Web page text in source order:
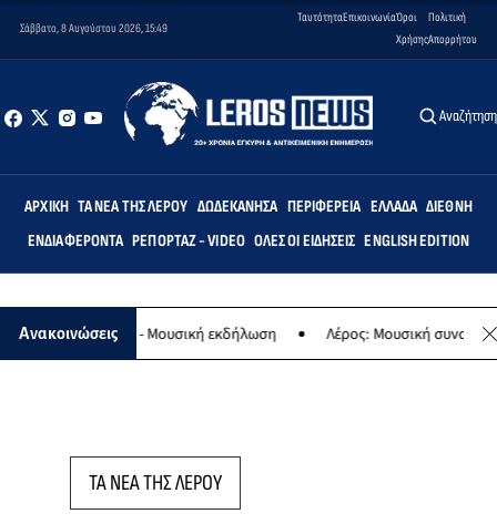
Σάββατο, 8 Αυγούστου 2026, 15:49
ΤαυτότηταΕπικοινωνίαΌροι
Χρήσης
Πολιτική
Απορρήτου
Αναζήτηση
ΑΡΧΙΚΉ ΤΑ ΝΈΑ ΤΗΣ ΛΈΡΟΥ ΔΩΔΕΚΆΝΗΣΑ ΠΕΡΙΦΈΡΕΙΑ ΕΛΛΆΔΑ ΔΙΕΘΝΉ
ΕΝΔΙΑΦΈΡΟΝΤΑ ΡΕΠΟΡΤΆΖ - VIDEO ΌΛΕΣ ΟΙ ΕΙΔΉΣΕΙΣ ENGLISH EDITION
Ανακοινώσεις
Παναγίας - Μουσική εκδήλωση Λέρος: Μουσική συναυλία
ΤΑ ΝΕΑ ΤΗΣ ΛΕΡΟΥ